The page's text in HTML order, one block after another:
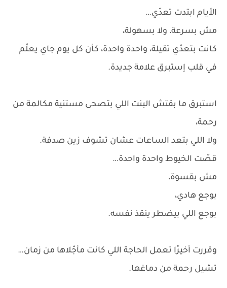
الأيام ابتدت تعدّي…
مش بسرعة، ولا بسهولة،
كانت بتعدّي تقيلة، واحدة واحدة، كأن كل يوم جاي يعلّم
في قلب إستبرق علامة جديدة.
استبرق ما بقتش البنت اللي بتصحى مستنية مكالمة من
رحمة،
ولا اللي بتعد الساعات عشان تشوف زين صدفة.
قصّت الخيوط واحدة واحدة…
مش بقسوة،
بوجع هادي،
بوجع اللي بيضطر ينقذ نفسه.
وقررت أخيرًا تعمل الحاجة اللي كانت مأجّلاها من زمان…
تشيل رحمة من دماغها.